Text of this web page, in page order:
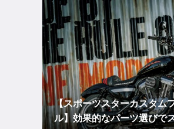
【スポーツスターカスタム
ル】効果的なパーツ選びで